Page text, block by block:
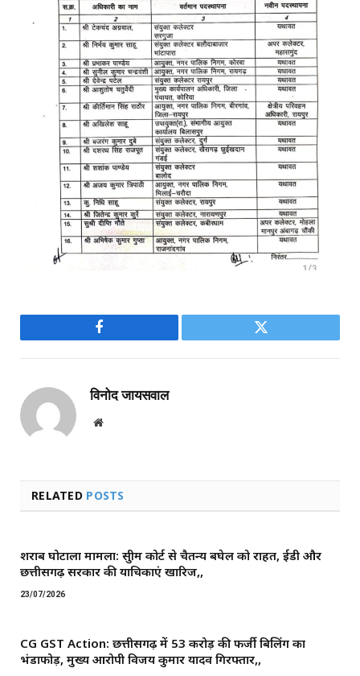
Facebook Twitter
विनोद जायसवाल
Website
RELATED POSTS
शराब घोटाला मामला: सुप्रीम कोर्ट से चैतन्य बघेल को राहत, ईडी और
छत्तीसगढ़ सरकार की याचिकाएं खारिज,,
23/07/2026
CG GST Action: छत्तीसगढ़ में 53 करोड़ की फर्जी बिलिंग का
भंडाफोड़, मुख्य आरोपी विजय कुमार यादव गिरफ्तार,,